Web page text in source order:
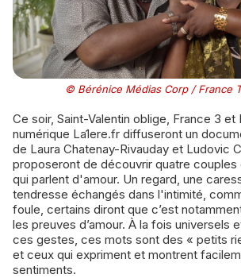
© Bérénice Médias Corp / France
Ce soir, Saint-Valentin oblige, France 3 et Le Portail
numérique La1ere.fr diffuseront un
de Laura Chatenay-Rivauday et Ludovic
proposeront de découvrir quatre couples
qui parlent d'amour. Un regard, une
tendresse échangés dans l'intimité,
foule, certains diront que c’est
les preuves d’amour. À la fois universels
ces gestes, ces mots sont des « petits
et ceux qui expriment et montrent
sentiments.